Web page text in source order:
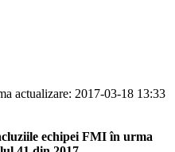
actualizare: 2017-03-18 13:33
echipei FMI în urma